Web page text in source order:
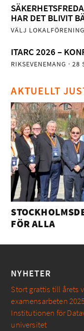
HAR DET BLIVIT
VÄLJ
ITARC 2026 –
RIKSEVENEMANG · 28
AKTUELLT
FÖR ALLA
NYHETER
Stort grattis till årets
examensarbeten
Institutionen för
universitet